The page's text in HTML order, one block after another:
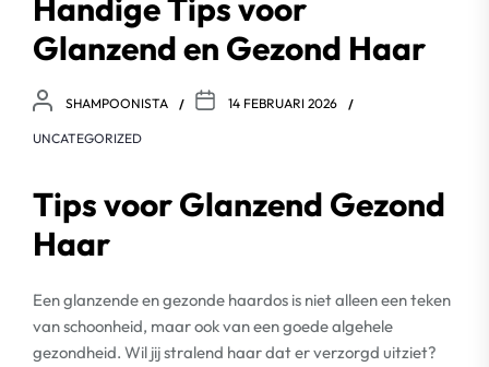
Handige Tips voor
Glanzend en Gezond Haar
SHAMPOONISTA 14 FEBRUARI 2026
UNCATEGORIZED
Tips voor Glanzend Gezond
Haar
Een glanzende en gezonde haardos is niet alleen een teken
van schoonheid, maar ook van een goede algehele
gezondheid. Wil jij stralend haar dat er verzorgd uitziet?